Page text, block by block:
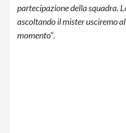
partecipazione della squadra.
ascoltando il mister usciremo
momento“.